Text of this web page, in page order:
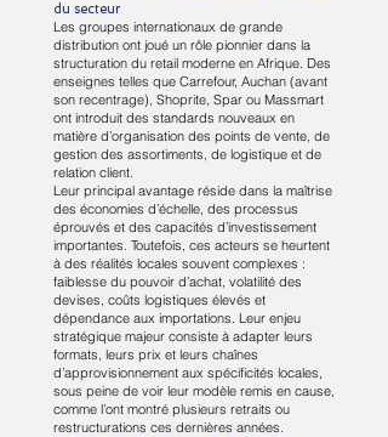
du secteur
Les groupes internationaux de grande
distribution ont joué un rôle pionnier dans la
structuration du retail moderne en Afrique. Des
enseignes telles que Carrefour, Auchan (avant
son recentrage), Shoprite, Spar ou Massmart
ont introduit des standards nouveaux en
matière d’organisation des points de vente, de
gestion des assortiments, de logistique et de
relation client.
Leur principal avantage réside dans la maîtrise
des économies d’échelle, des processus
éprouvés et des capacités d’investissement
importantes. Toutefois, ces acteurs se heurtent
à des réalités locales souvent complexes :
faiblesse du pouvoir d’achat, volatilité des
devises, coûts logistiques élevés et
dépendance aux importations. Leur enjeu
stratégique majeur consiste à adapter leurs
formats, leurs prix et leurs chaînes
d’approvisionnement aux spécificités locales,
sous peine de voir leur modèle remis en cause,
comme l’ont montré plusieurs retraits ou
restructurations ces dernières années.